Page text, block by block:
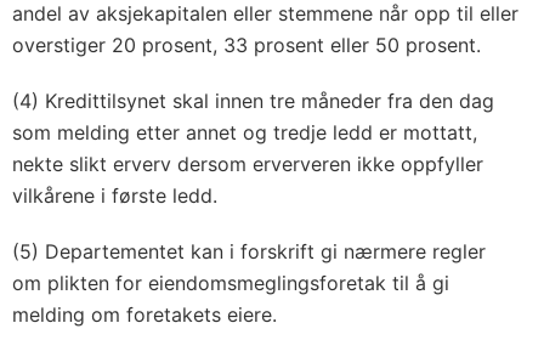
andel av aksjekapitalen eller stemmene når opp til eller
overstiger 20 prosent, 33 prosent eller 50 prosent.
(4) Kredittilsynet skal innen tre måneder fra den dag
som melding etter annet og tredje ledd er mottatt,
nekte slikt erverv dersom erververen ikke oppfyller
vilkårene i første ledd.
(5) Departementet kan i forskrift gi nærmere regler
om plikten for eiendomsmeglingsforetak til å gi
melding om foretakets eiere.